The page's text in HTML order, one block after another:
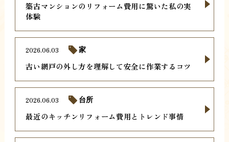
築古マンションのリフォーム費用に驚いた私の実
体験
古い網戸の外し方を理解して安全に作業するコツ
2026.06.03 家
最近のキッチンリフォーム費用とトレンド事情
2026.06.03 台所